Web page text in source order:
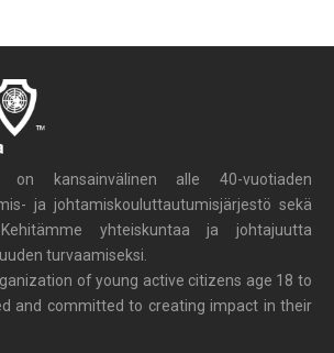
on kansainvälinen alle 40-vuotiaden
ja johtamiskouluttautumisjärjestö sekä
Kehitämme yhteiskuntaa ja johtajuutta
turvaamiseksi.
of young active citizens age 18 to
and committed to creating impact in their